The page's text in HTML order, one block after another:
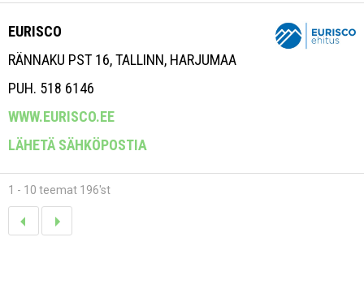
EURISCO
RÄNNAKU PST 16, TALLINN, HARJUMAA
PUH. 518 6146
WWW.EURISCO.EE
LÄHETÄ SÄHKÖPOSTIA
1 - 10 teemat 196'st